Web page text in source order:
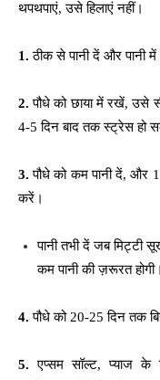
थपथपाएं, उसे हिलाएं नहीं।
1. ठीक से पानी दें और पानी में
2. पौधे को छाया में रखें, उसे
4-5 दिन बाद तक स्ट्रेस हो
3. पौधे को कम पानी दें, और
करें।
पानी तभी दें जब मिट्टी
कम पानी की ज़रूरत होगी।
4. पौधे को 20-25 दिन तक
5. एप्सम सॉल्ट, प्याज के